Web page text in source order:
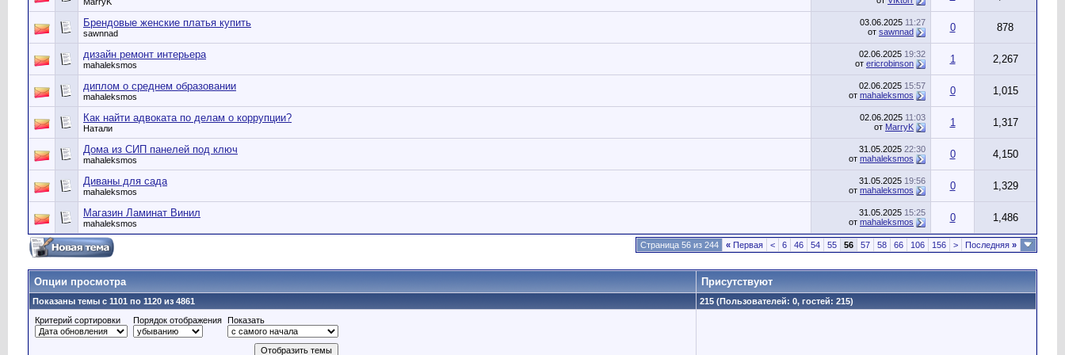
Брендовые женские платья купить
sawnnad
03.06.2025 11:27
от sawnnad 0 878
дизайн ремонт интерьера
mahaleksmos
02.06.2025 19:32
от ericrobinson 1 2,267
диплом о среднем образовании
mahaleksmos
02.06.2025 15:57
от mahaleksmos 0 1,015
Как найти адвоката по делам о коррупции?
Натали
02.06.2025 11:03
от MarryK 1 1,317
Дома из СИП панелей под ключ
mahaleksmos
31.05.2025 22:30
от mahaleksmos 0 4,150
Диваны для сада
mahaleksmos
31.05.2025 19:56
от mahaleksmos 0 1,329
Магазин Ламинат Винил
mahaleksmos
31.05.2025 15:25
от mahaleksmos 0 1,486
Страница 56 из 244 « Первая < 6 46 54 55 56 57 58 66 106 156 > Последняя »
Опции просмотра Присутствуют
Показаны темы с 1101 по 1120 из 4861
215 (Пользователей: 0, гостей: 215)
Критерий сортировки
Порядок отображения Показать